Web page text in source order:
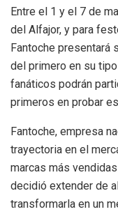
Entre el 1 y el 7 de
del Alfajor, y para
Fantoche presentará
del primero en su
fanáticos podrán
primeros en probar
Fantoche, empresa
trayectoria en el
marcas más
decidió extender de
transformarla en un